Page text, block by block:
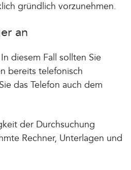
gründlich vorzunehmen.
an
diesem Fall sollten Sie
bereits telefonisch
das Telefon auch dem
der Durchsuchung
Rechner, Unterlagen und